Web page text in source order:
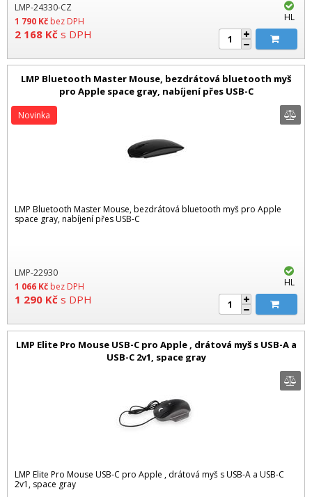
HL
LMP-24330-CZ
1 790 Kč bez DPH
2 168 Kč s DPH
LMP Bluetooth Master Mouse, bezdrátová bluetooth myš
pro Apple space gray, nabíjení přes USB-C
LMP Bluetooth Master Mouse, bezdrátová bluetooth myš pro Apple
space gray, nabíjení přes USB-C
Novinka
HL
LMP-22930
1 066 Kč bez DPH
1 290 Kč s DPH
LMP Elite Pro Mouse USB-C pro Apple , drátová myš s USB-A a
USB-C 2v1, space gray
LMP Elite Pro Mouse USB-C pro Apple , drátová myš s USB-A a USB-C
2v1, space gray